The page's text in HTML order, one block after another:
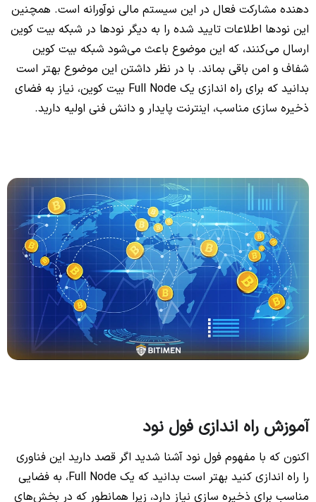
دهنده مشارکت فعال در این سیستم مالی نوآورانه است. همچنین
این نودها اطلاعات تایید شده را به دیگر نودها در شبکه بیت کوین
ارسال می‌کنند، که این موضوع باعث می‌شود شبکه بیت کوین
شفاف و امن باقی بماند. با در نظر داشتن این موضوع بهتر است
بدانید که برای راه اندازی یک Full Node بیت کوین، نیاز به فضای
ذخیره سازی مناسب، اینترنت پایدار و دانش فنی اولیه دارید.
آموزش راه اندازی فول نود
اکنون که با مفهوم فول نود آشنا شدید اگر قصد دارید این فناوری
را راه اندازی کنید بهتر است بدانید که یک Full Node، به فضایی
مناسب برای ذخیره سازی نیاز دارد، زیرا همانطور که در بخش‌های